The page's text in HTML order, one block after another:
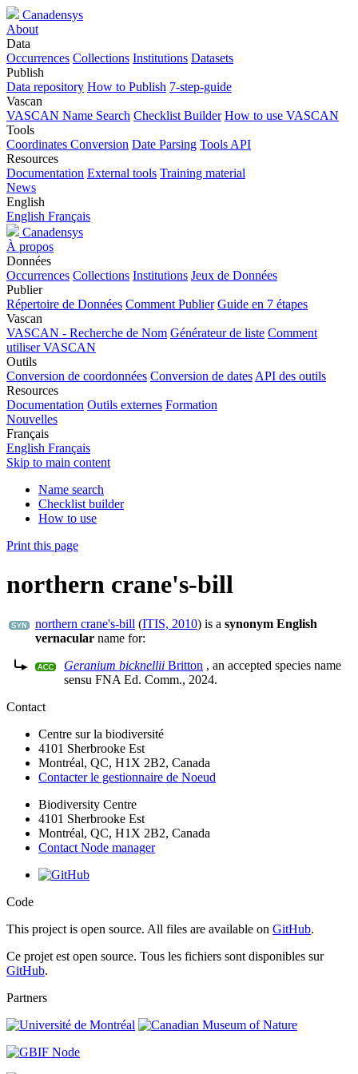
Canadensys
About
Data
Occurrences Collections Institutions Datasets
Publish
Data repository How to Publish 7-step-guide
Vascan
VASCAN Name Search Checklist Builder How to use VASCAN
Tools
Coordinates Conversion Date Parsing Tools API
Resources
Documentation External tools Training material
News
English
English Français
Canadensys
À propos
Données
Occurrences Collections Institutions Jeux de Données
Publier
Répertoire de Données Comment Publier Guide en 7 étapes
Vascan
VASCAN - Recherche de Nom Générateur de liste Comment
utiliser VASCAN
Outils
Conversion de coordonnées Conversion de dates API des outils
Resources
Documentation Outils externes Formation
Nouvelles
Français
English Français
Skip to main content
Name search
Checklist builder
How to use
Print this page
northern crane's-bill
northern crane's-bill (ITIS, 2010) is a synonym English
vernacular name for:
Geranium bicknellii Britton , an accepted species name
sensu FNA Ed. Comm., 2024.
Contact
Centre sur la biodiversité
4101 Sherbrooke Est
Montréal, QC, H1X 2B2, Canada
Contacter le gestionnaire de Noeud
Biodiversity Centre
4101 Sherbrooke Est
Montréal, QC, H1X 2B2, Canada
Contact Node manager
Code
This project is open source. All files are available on GitHub.
Ce projet est open source. Tous les fichiers sont disponibles sur
GitHub.
Partners